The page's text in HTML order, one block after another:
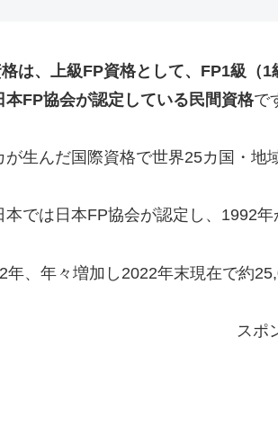
は、上級FP資格として、FP1級（
本FP協会が認定している民間資格で
が生んだ国際資格で世界25カ国・
本では日本FP協会が認定し、1992
年、年々増加し2022年末現在で約
スポ